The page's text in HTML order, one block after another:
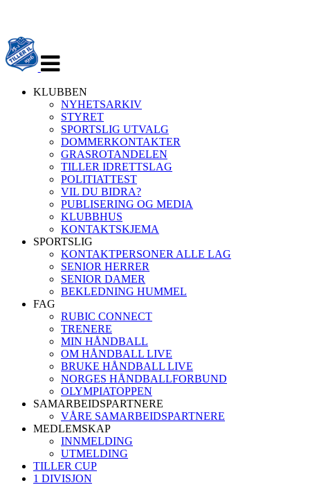
navigasjon
KLUBBEN
NYHETSARKIV
STYRET
SPORTSLIG UTVALG
DOMMERKONTAKTER
GRASROTANDELEN
TILLER IDRETTSLAG
POLITIATTEST
VIL DU BIDRA?
PUBLISERING OG MEDIA
KLUBBHUS
KONTAKTSKJEMA
SPORTSLIG
KONTAKTPERSONER ALLE LAG
SENIOR HERRER
SENIOR DAMER
BEKLEDNING HUMMEL
FAG
RUBIC CONNECT
TRENERE
MIN HÅNDBALL
OM HÅNDBALL LIVE
BRUKE HÅNDBALL LIVE
NORGES HÅNDBALLFORBUND
OLYMPIATOPPEN
SAMARBEIDSPARTNERE
VÅRE SAMARBEIDSPARTNERE
MEDLEMSKAP
INNMELDING
UTMELDING
TILLER CUP
1 DIVISJON